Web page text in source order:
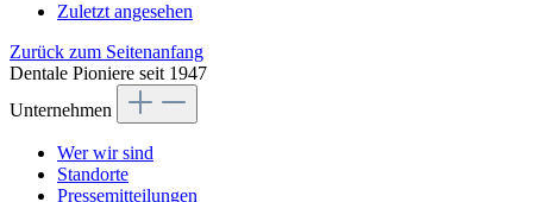
Zuletzt angesehen
Zurück zum Seitenanfang
Dentale Pioniere seit 1947
Unternehmen
Wer wir sind
Standorte
Pressemitteilungen